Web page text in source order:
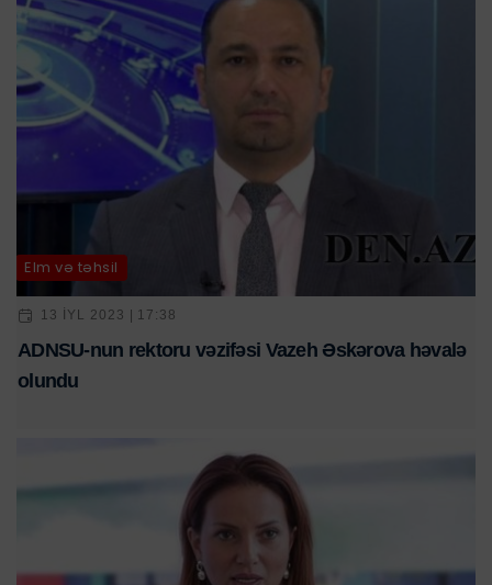
Elm və təhsil
13 IYL 2023 | 17:38
ADNSU-nun rektoru vəzifəsi Vazeh Əskərova həvalə
olundu